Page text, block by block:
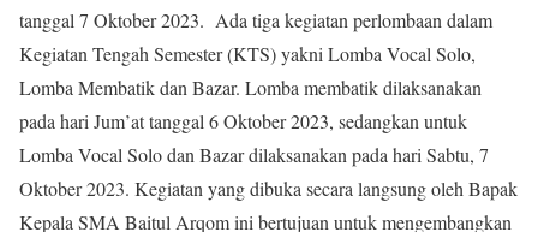
tanggal 7 Oktober 2023. Ada tiga kegiatan perlombaan dalam
Kegiatan Tengah Semester (KTS) yakni Lomba Vocal Solo,
Lomba Membatik dan Bazar. Lomba membatik dilaksanakan
pada hari Jum’at tanggal 6 Oktober 2023, sedangkan untuk
Lomba Vocal Solo dan Bazar dilaksanakan pada hari Sabtu, 7
Oktober 2023. Kegiatan yang dibuka secara langsung oleh Bapak
Kepala SMA Baitul Arqom ini bertujuan untuk mengembangkan